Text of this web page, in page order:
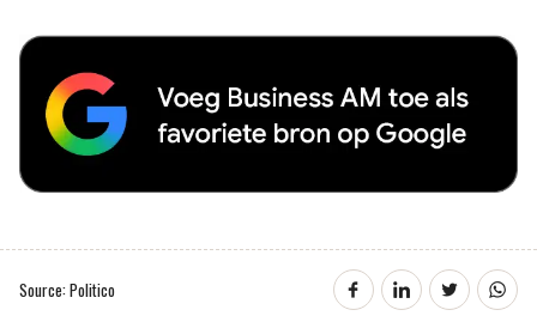
Source: Politico